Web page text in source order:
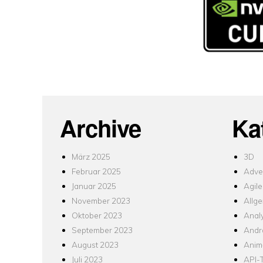
Archive
März 2025
Februar 2025
Januar 2025
November 2023
Oktober 2023
September 2023
August 2023
Juli 2023
3D
Agile
API-